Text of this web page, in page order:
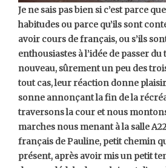
Je ne sais pas bien si c’est parce
habitudes ou parce qu’ils sont
avoir cours de français, ou s’ils
enthousiastes à l’idée de passer du
nouveau, sûrement un peu des
tout cas, leur réaction donne
sonne annonçant la fin de la
traversons la cour et nous
marches nous menant à la salle
français de Pauline, petit chemin
présent, après avoir mis un petit